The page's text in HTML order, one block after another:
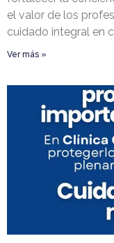
el valor de los
cuidado integral en
Ver más »